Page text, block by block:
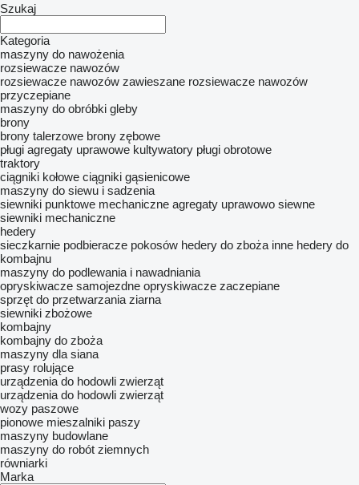
Szukaj
Kategoria
maszyny do nawożenia
rozsiewacze nawozów
rozsiewacze nawozów zawieszane rozsiewacze nawozów
przyczepiane
maszyny do obróbki gleby
brony
brony talerzowe brony zębowe
pługi agregaty uprawowe kultywatory pługi obrotowe
traktory
ciągniki kołowe ciągniki gąsienicowe
maszyny do siewu i sadzenia
siewniki punktowe mechaniczne agregaty uprawowo siewne
siewniki mechaniczne
hedery
sieczkarnie podbieracze pokosów hedery do zboża inne hedery do
kombajnu
maszyny do podlewania i nawadniania
opryskiwacze samojezdne opryskiwacze zaczepiane
sprzęt do przetwarzania ziarna
siewniki zbożowe
kombajny
kombajny do zboża
maszyny dla siana
prasy rolujące
urządzenia do hodowli zwierząt
urządzenia do hodowli zwierząt
wozy paszowe
pionowe mieszalniki paszy
maszyny budowlane
maszyny do robót ziemnych
równiarki
Marka